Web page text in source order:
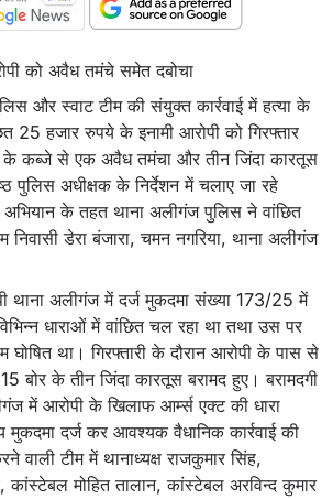
को अवैध तमंचे समेत दबोचा
और स्वाट टीम की संयुक्त कार्रवाई में हत्या के
25 हजार रुपये के इनामी आरोपी को गिरफ्तार
के कब्जे से एक अवैध तमंचा और तीन जिंदा कारतूस
पुलिस अधीक्षक के निर्देशन में चलाए जा रहे
अभियान के तहत थाना अलीगंज पुलिस ने वांछित
निवासी डेरा बंजारा, चमन नगरिया, थाना अलीगंज
थाना अलीगंज में दर्ज मुकदमा संख्या 173/25 में
धाराओं में वांछित चल रहा था तथा उस पर
था। गिरफ्तारी के दौरान आरोपी के पास से
के तीन जिंदा कारतूस बरामद हुए। बरामदगी
में आरोपी के खिलाफ आर्म्स एक्ट की धारा
दर्ज कर आवश्यक वैधानिक कार्रवाई की
वाली टीम में थानाध्यक्ष राजकुमार सिंह,
कांस्टेबल मोहित तालान, कांस्टेबल अरविन्द कुमार